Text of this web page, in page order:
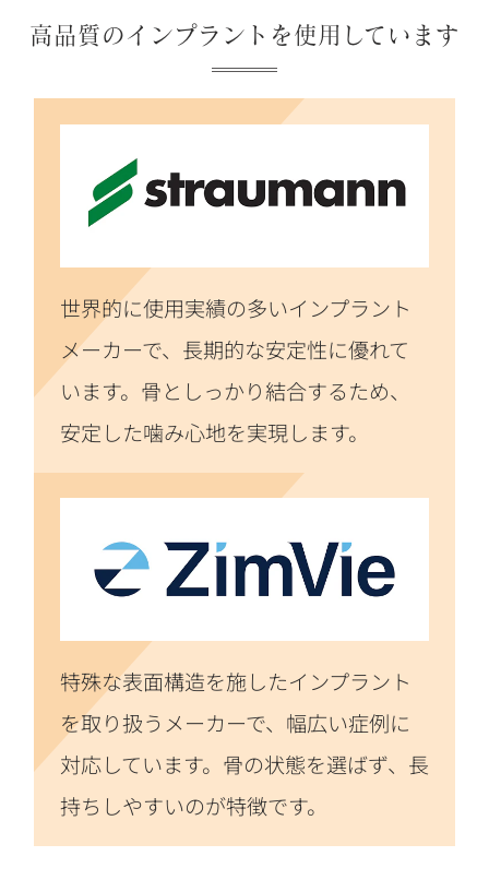
高品質のインプラントを使用しています
世界的に使用実績の多いインプラント
メーカーで、長期的な安定性に優れて
います。骨としっかり結合するため、
安定した噛み心地を実現します。
特殊な表面構造を施したインプラント
を取り扱うメーカーで、幅広い症例に
対応しています。骨の状態を選ばず、長
持ちしやすいのが特徴です。